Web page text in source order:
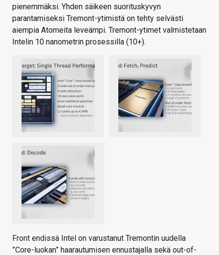
pienemmäksi. Yhden säikeen suorituskyvyn
parantamiseksi Tremont-ytimistä on tehty selvästi
aiempia Atomeita leveämpi. Tremont-ytimet valmistetaan
Intelin 10 nanometrin prosessilla (10+).
Front endissä Intel on varustanut Tremontin uudella
”Core-luokan” haarautumisen ennustajalla sekä out-of-